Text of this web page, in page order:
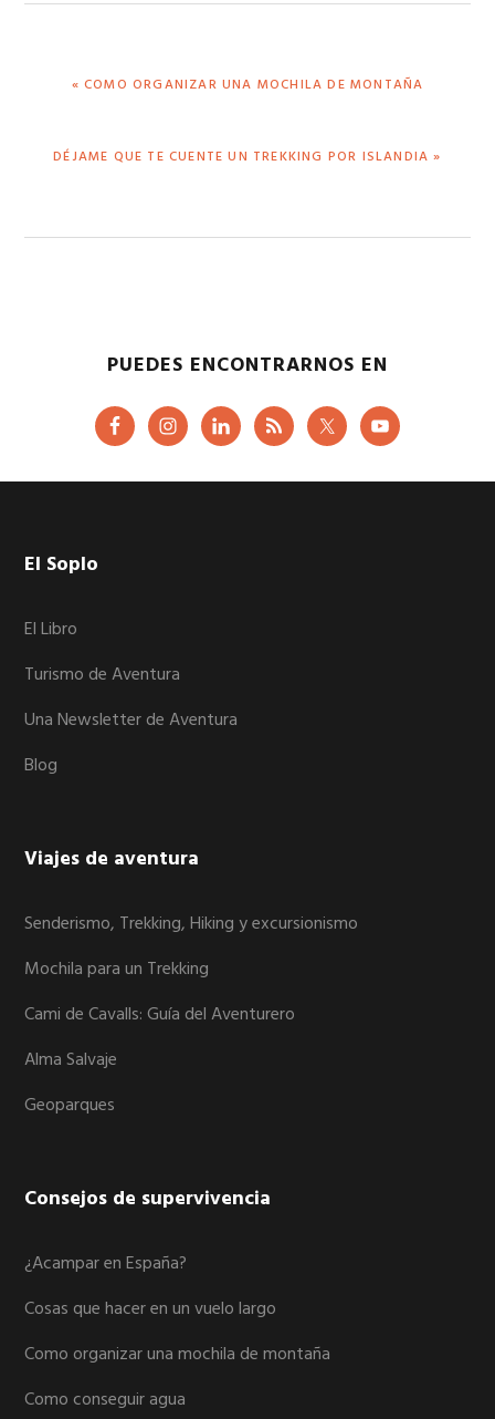
ENTRADA
« COMO ORGANIZAR UNA MOCHILA DE MONTAÑA
SIGUIENTE
DÉJAME QUE TE CUENTE UN TREKKING POR ISLANDIA »
PUEDES ENCONTRARNOS EN
Footer
El Soplo
El Libro
Turismo de Aventura
Una Newsletter de Aventura
Blog
Viajes de aventura
Senderismo, Trekking, Hiking y excursionismo
Mochila para un Trekking
Cami de Cavalls: Guía del Aventurero
Alma Salvaje
Geoparques
Consejos de supervivencia
¿Acampar en España?
Cosas que hacer en un vuelo largo
Como organizar una mochila de montaña
Como conseguir agua